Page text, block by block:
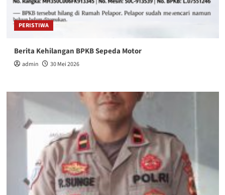
PERISTIWA
Berita Kehilangan BPKB Sepeda Motor
admin 30 Mei 2026